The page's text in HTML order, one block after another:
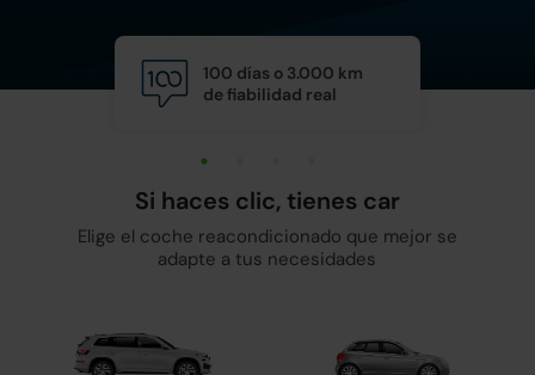
100 días o 3.000 km
de fiabilidad real
y
Si haces clic, tienes car
Elige el coche reacondicionado que mejor se
adapte a tus necesidades